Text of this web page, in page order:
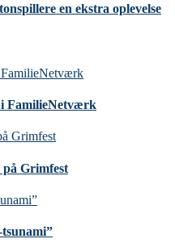
en ekstra oplevelse
i FamilieNetværk
Grimfest